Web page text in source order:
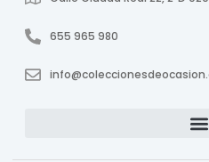
655 965 980